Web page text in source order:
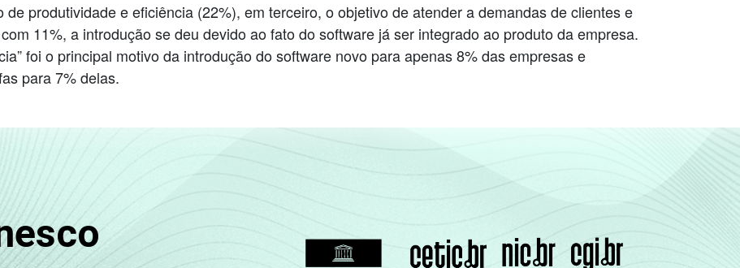
produtividade e eficiência (22%), em terceiro, o objetivo de atender a demandas de clientes e
11%, a introdução se deu devido ao fato do software já ser integrado ao produto da empresa.
foi o principal motivo da introdução do software novo para apenas 8% das empresas e
para 7% delas.